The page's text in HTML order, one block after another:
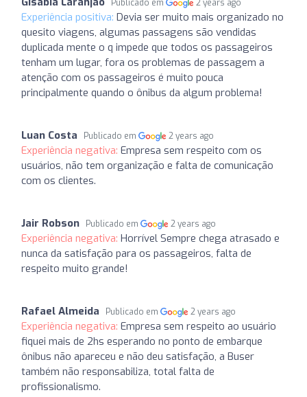
Publicado em 2 years ago
Experiência positiva: Devia ser muito mais organizado no
quesito viagens, algumas passagens são vendidas
duplicada mente o q impede que todos os passageiros
tenham um lugar, fora os problemas de passagem a
atenção com os passageiros é muito pouca
principalmente quando o ônibus da algum problema!
Luan Costa Publicado em 2 years ago
Experiência negativa: Empresa sem respeito com os
usuários, não tem organização e falta de comunicação
com os clientes.
Jair Robson Publicado em 2 years ago
Experiência negativa: Horrível Sempre chega atrasado e
nunca da satisfação para os passageiros, falta de
respeito muito grande!
Rafael Almeida Publicado em 2 years ago
Experiência negativa: Empresa sem respeito ao usuário
fiquei mais de 2hs esperando no ponto de embarque
ônibus não apareceu e não deu satisfação, a Buser
também não responsabiliza, total falta de
profissionalismo.